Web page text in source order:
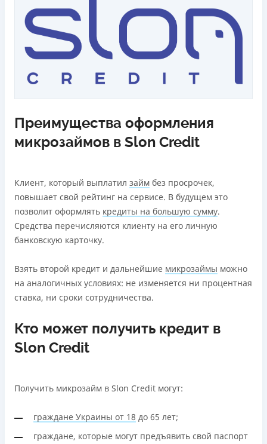
Преимущества оформления
микрозаймов в Slon Credit
Клиент, который выплатил займ без просрочек,
повышает свой рейтинг на сервисе. В будущем это
позволит оформлять кредиты на большую сумму.
Средства перечисляются клиенту на его личную
банковскую карточку.
Взять второй кредит и дальнейшие микрозаймы можно
на аналогичных условиях: не изменяется ни процентная
ставка, ни сроки сотрудничества.
Кто может получить кредит в
Slon Credit
Получить микрозайм в Slon Credit могут:
граждане Украины от 18 до 65 лет;
граждане, которые могут предъявить свой паспорт